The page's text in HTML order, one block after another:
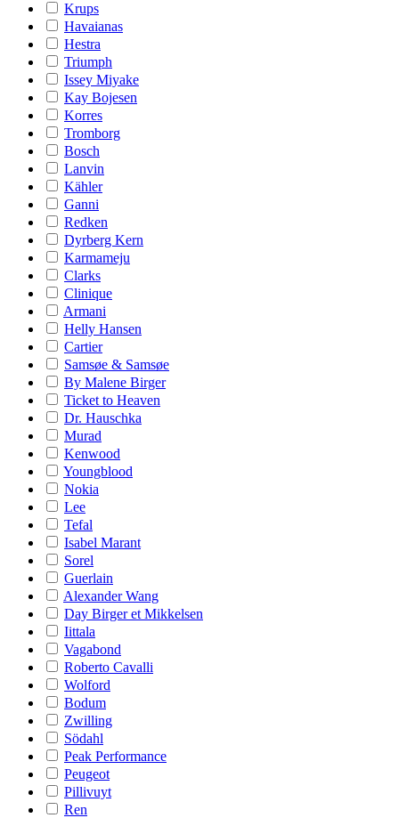
Krups
Havaianas
Hestra
Triumph
Issey Miyake
Kay Bojesen
Korres
Tromborg
Bosch
Lanvin
Kähler
Ganni
Redken
Dyrberg Kern
Karmameju
Clarks
Clinique
Armani
Helly Hansen
Cartier
Samsøe & Samsøe
By Malene Birger
Ticket to Heaven
Dr. Hauschka
Murad
Kenwood
Youngblood
Nokia
Lee
Tefal
Isabel Marant
Sorel
Guerlain
Alexander Wang
Day Birger et Mikkelsen
Iittala
Vagabond
Roberto Cavalli
Wolford
Bodum
Zwilling
Södahl
Peak Performance
Peugeot
Pillivuyt
Ren